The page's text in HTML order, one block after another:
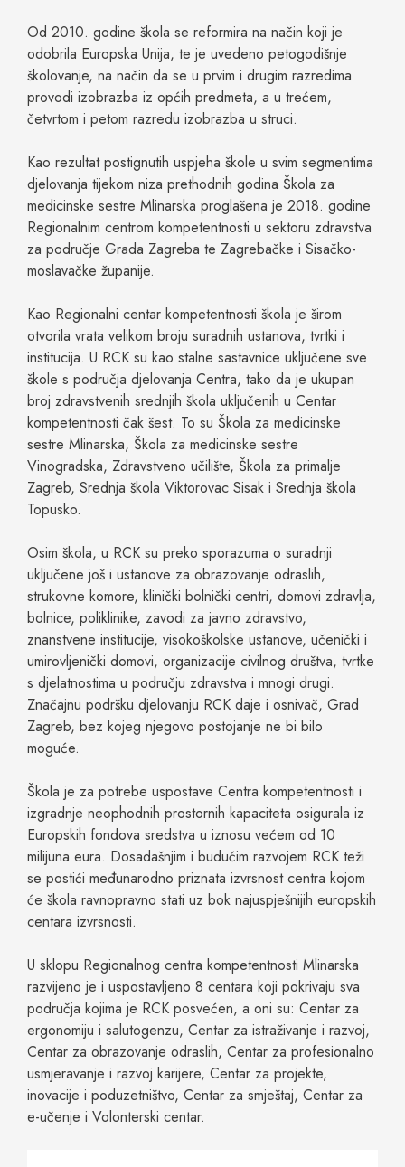
Od 2010. godine škola se reformira na način koji je
odobrila Europska Unija, te je uvedeno petogodišnje
školovanje, na način da se u prvim i drugim razredima
provodi izobrazba iz općih predmeta, a u trećem,
četvrtom i petom razredu izobrazba u struci.
Kao rezultat postignutih uspjeha škole u svim segmentima
djelovanja tijekom niza prethodnih godina Škola za
medicinske sestre Mlinarska proglašena je 2018. godine
Regionalnim centrom kompetentnosti u sektoru zdravstva
za područje Grada Zagreba te Zagrebačke i Sisačko-
moslavačke županije.
Kao Regionalni centar kompetentnosti škola je širom
otvorila vrata velikom broju suradnih ustanova, tvrtki i
institucija. U RCK su kao stalne sastavnice uključene sve
škole s područja djelovanja Centra, tako da je ukupan
broj zdravstvenih srednjih škola uključenih u Centar
kompetentnosti čak šest. To su Škola za medicinske
sestre Mlinarska, Škola za medicinske sestre
Vinogradska, Zdravstveno učilište, Škola za primalje
Zagreb, Srednja škola Viktorovac Sisak i Srednja škola
Topusko.
Osim škola, u RCK su preko sporazuma o suradnji
uključene još i ustanove za obrazovanje odraslih,
strukovne komore, klinički bolnički centri, domovi zdravlja,
bolnice, poliklinike, zavodi za javno zdravstvo,
znanstvene institucije, visokoškolske ustanove, učenički i
umirovljenički domovi, organizacije civilnog društva, tvrtke
s djelatnostima u području zdravstva i mnogi drugi.
Značajnu podršku djelovanju RCK daje i osnivač, Grad
Zagreb, bez kojeg njegovo postojanje ne bi bilo
moguće.
Škola je za potrebe uspostave Centra kompetentnosti i
izgradnje neophodnih prostornih kapaciteta osigurala iz
Europskih fondova sredstva u iznosu većem od 10
milijuna eura. Dosadašnjim i budućim razvojem RCK teži
se postići međunarodno priznata izvrsnost centra kojom
će škola ravnopravno stati uz bok najuspješnijih europskih
centara izvrsnosti.
U sklopu Regionalnog centra kompetentnosti Mlinarska
razvijeno je i uspostavljeno 8 centara koji pokrivaju sva
područja kojima je RCK posvećen, a oni su: Centar za
ergonomiju i salutogenzu, Centar za istraživanje i razvoj,
Centar za obrazovanje odraslih, Centar za profesionalno
usmjeravanje i razvoj karijere, Centar za projekte,
inovacije i poduzetništvo, Centar za smještaj, Centar za
e-učenje i Volonterski centar.